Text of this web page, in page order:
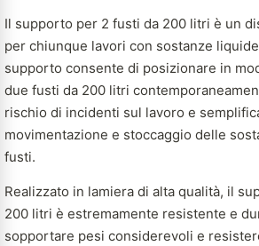
Il supporto per 2 fusti da 200 litri è un
per chiunque lavori con sostanze
supporto consente di posizionare in
due fusti da 200 litri
rischio di incidenti sul lavoro e
movimentazione e stoccaggio delle
fusti.
Realizzato in lamiera di alta qualità, il
200 litri è estremamente resistente e
sopportare pesi considerevoli e